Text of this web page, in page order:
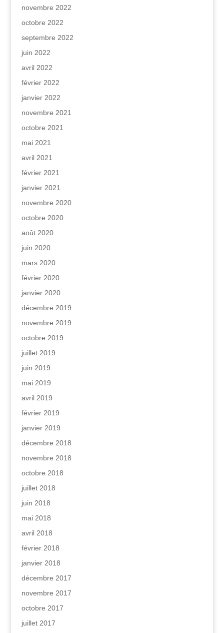
novembre 2022
octobre 2022
septembre 2022
juin 2022
avril 2022
février 2022
janvier 2022
novembre 2021
octobre 2021
mai 2021
avril 2021
février 2021
janvier 2021
novembre 2020
octobre 2020
août 2020
juin 2020
mars 2020
février 2020
janvier 2020
décembre 2019
novembre 2019
octobre 2019
juillet 2019
juin 2019
mai 2019
avril 2019
février 2019
janvier 2019
décembre 2018
novembre 2018
octobre 2018
juillet 2018
juin 2018
mai 2018
avril 2018
février 2018
janvier 2018
décembre 2017
novembre 2017
octobre 2017
juillet 2017